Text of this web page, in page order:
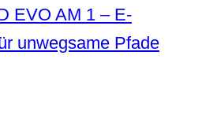
EVO AM 1 – E-
unwegsame Pfade